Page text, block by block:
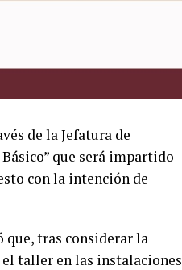
de la Jefatura de
que será impartido
con la intención de
que, tras considerar la
taller en las instalaciones